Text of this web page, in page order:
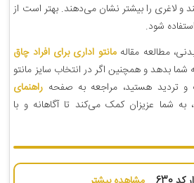
و لاغری را بیشتر نشان می‌دهند. بهتر است از
شود.
مطالعه مقالهمانتو اداری برای افراد چاق
شما بدهد و همچنین اگر در انتخاب سایز مانتو
تردید هستید، مراجعه به صفحه راهنمای
شما عزیزان کمک می‌کند تا آگاهانه و با